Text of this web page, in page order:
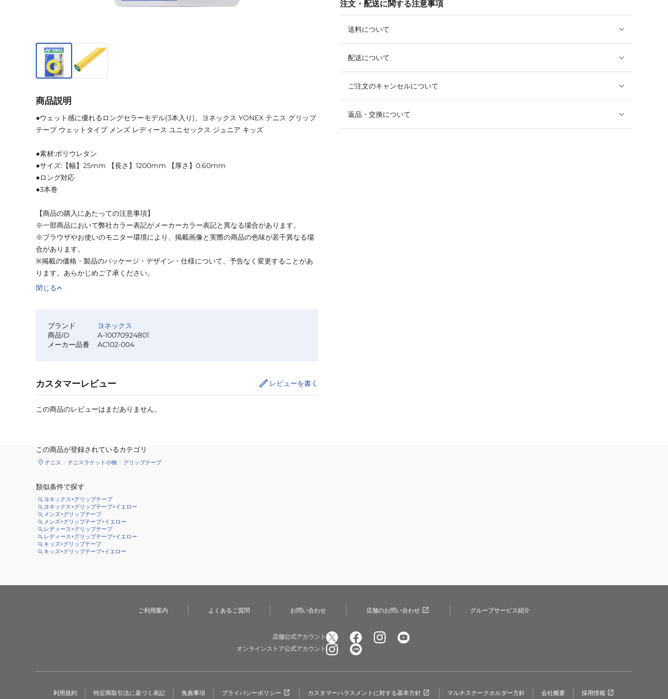
注文・配送に関する注意事項
送料について
配送について
ご注文のキャンセルについて
返品・交換について
商品説明
●ウェット感に優れるロングセラーモデル(3本入り)。ヨネックス YONEX テニス グリップ
テープ ウェットタイプ メンズ レディース ユニセックス ジュニア キッズ
●素材:ポリウレタン
●サイズ:【幅】25mm 【長さ】1200mm 【厚さ】0.60mm
●ロング対応
●3本巻
【商品の購入にあたっての注意事項】
※一部商品において弊社カラー表記がメーカーカラー表記と異なる場合があります。
※ブラウザやお使いのモニター環境により、掲載画像と実際の商品の色味が若干異なる場
合があります。
※掲載の価格・製品のパッケージ・デザイン・仕様について、予告なく変更することがあ
ります。あらかじめご了承ください。
閉じる
ブランド
ヨネックス
商品ID
A-10070924801
メーカー品番
AC102-004
カスタマーレビュー レビューを書く
この商品のレビューはまだありません。
この商品が登録されているカテゴリ
テニス テニスラケット小物 グリップテープ
類似条件で探す
ヨネックス×グリップテープ
ヨネックス×グリップテープ×イエロー
メンズ×グリップテープ
メンズ×グリップテープ×イエロー
レディース×グリップテープ
レディース×グリップテープ×イエロー
キッズ×グリップテープ
キッズ×グリップテープ×イエロー
ご利用案内 よくあるご質問 お問い合わせ 店舗のお問い合わせ グループサービス紹介
店舗公式アカウント
オンラインストア公式アカウント
利用規約 特定商取引法に基づく表記 免責事項 プライバシーポリシー カスタマーハラスメントに対する基本方針 マルチステークホルダー方針 会社概要 採用情報